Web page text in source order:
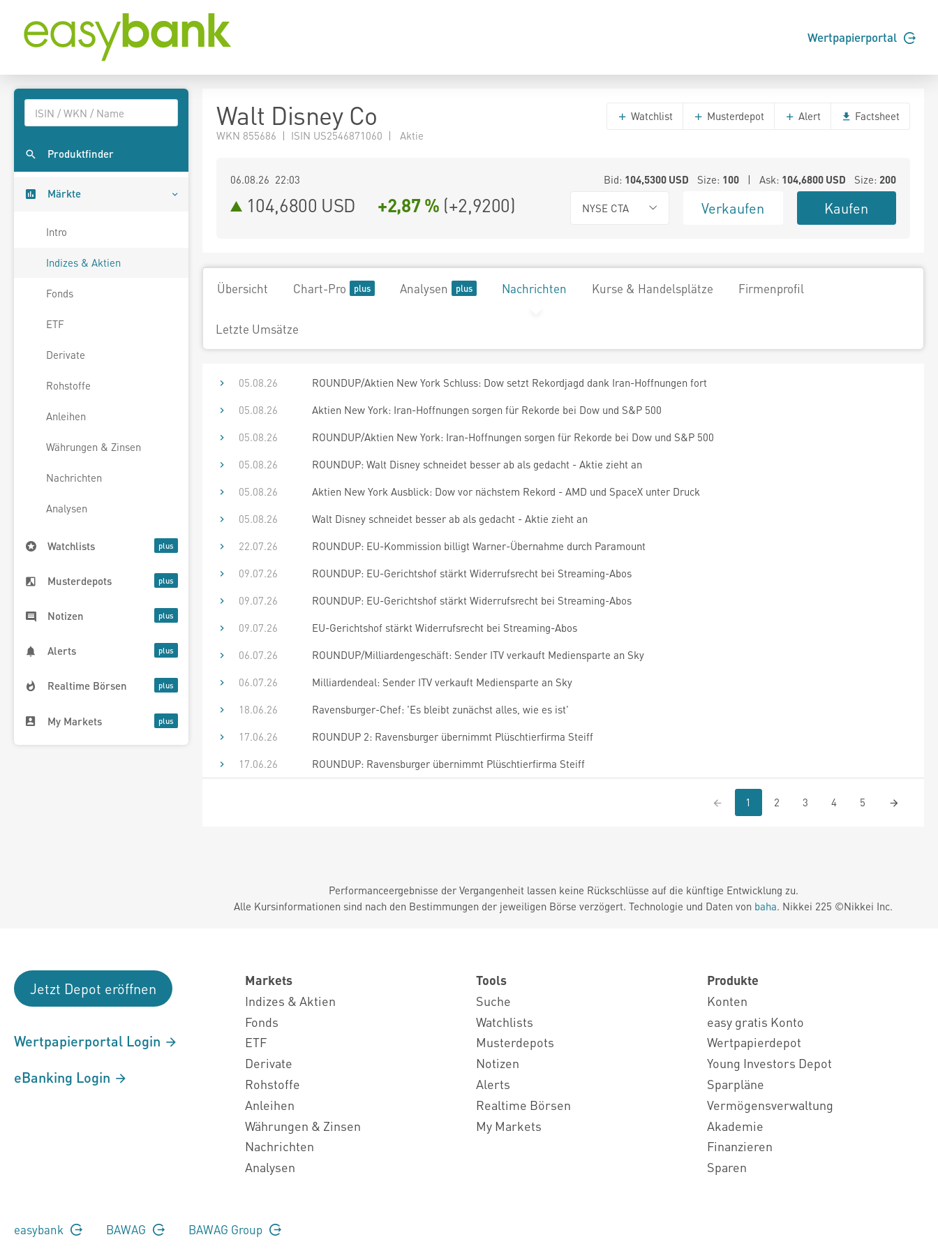
Wertpapierportal
Produktfinder
Märkte
Intro
Indizes & Aktien
Fonds
ETF
Derivate
Rohstoffe
Anleihen
Währungen & Zinsen
Nachrichten
Analysen
Watchlists
Musterdepots
Notizen
Alerts
Realtime Börsen
My Markets
Walt Disney Co
WKN 855686 | ISIN US2546871060 | Aktie
Watchlist Musterdepot Alert Factsheet
06.08.26 22:03 Bid: 104,5300USD Size: 100| Ask: 104,6800USD Size: 200
104,6800 USD +2,87 % (+2,9200) NYSE CTA Verkaufen Kaufen
Übersicht Chart-Pro Analysen Nachrichten Kurse & Handelsplätze Firmenprofil
Letzte Umsätze
05.08.26
ROUNDUP/Aktien New York Schluss: Dow setzt Rekordjagd dank Iran-Hoffnungen fort
05.08.26
Aktien New York: Iran-Hoffnungen sorgen für Rekorde bei Dow und S&P 500
05.08.26
ROUNDUP/Aktien New York: Iran-Hoffnungen sorgen für Rekorde bei Dow und S&P 500
05.08.26
ROUNDUP: Walt Disney schneidet besser ab als gedacht - Aktie zieht an
05.08.26
Aktien New York Ausblick: Dow vor nächstem Rekord - AMD und SpaceX unter Druck
05.08.26
Walt Disney schneidet besser ab als gedacht - Aktie zieht an
22.07.26
ROUNDUP: EU-Kommission billigt Warner-Übernahme durch Paramount
09.07.26
ROUNDUP: EU-Gerichtshof stärkt Widerrufsrecht bei Streaming-Abos
09.07.26
ROUNDUP: EU-Gerichtshof stärkt Widerrufsrecht bei Streaming-Abos
09.07.26
EU-Gerichtshof stärkt Widerrufsrecht bei Streaming-Abos
06.07.26
ROUNDUP/Milliardengeschäft: Sender ITV verkauft Mediensparte an Sky
06.07.26
Milliardendeal: Sender ITV verkauft Mediensparte an Sky
18.06.26
Ravensburger-Chef: 'Es bleibt zunächst alles, wie es ist'
17.06.26
ROUNDUP 2: Ravensburger übernimmt Plüschtierfirma Steiff
17.06.26
ROUNDUP: Ravensburger übernimmt Plüschtierfirma Steiff
1 2 3 4 5
Performanceergebnisse der Vergangenheit lassen keine Rückschlüsse auf die künftige Entwicklung zu.
Alle Kursinformationen sind nach den Bestimmungen der jeweiligen Börse verzögert. Technologie und Daten von baha. Nikkei 225 ©Nikkei Inc.
Jetzt Depot eröffnen
Wertpapierportal Login
eBanking Login
Markets
Indizes & Aktien
Fonds
ETF
Derivate
Rohstoffe
Anleihen
Währungen & Zinsen
Nachrichten
Analysen
Tools
Suche
Watchlists
Musterdepots
Notizen
Alerts
Realtime Börsen
My Markets
Produkte
Konten
easy gratis Konto
Wertpapierdepot
Young Investors Depot
Sparpläne
Vermögensverwaltung
Akademie
Finanzieren
Sparen
easybank BAWAG BAWAG Group